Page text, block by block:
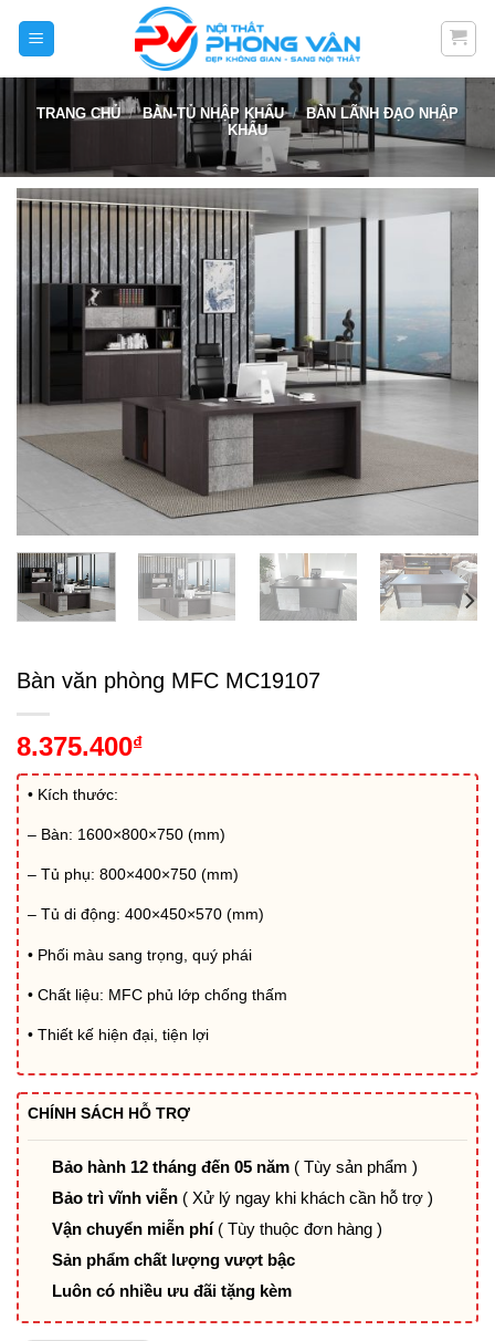
TRANG CHỦ / BÀN-TỦ NHẬP KHẨU / BÀN LÃNH ĐẠO NHẬP
KHẨU
Bàn văn phòng MFC MC19107
8.375.400₫
• Kích thước:
– Bàn: 1600×800×750 (mm)
– Tủ phụ: 800×400×750 (mm)
– Tủ di động: 400×450×570 (mm)
• Phối màu sang trọng, quý phái
• Chất liệu: MFC phủ lớp chống thấm
• Thiết kế hiện đại, tiện lợi
CHÍNH SÁCH HỖ TRỢ
Bảo hành 12 tháng đến 05 năm ( Tùy sản phẩm )
Bảo trì vĩnh viễn ( Xử lý ngay khi khách cần hỗ trợ )
Vận chuyển miễn phí ( Tùy thuộc đơn hàng )
Sản phẩm chất lượng vượt bậc
Luôn có nhiều ưu đãi tặng kèm